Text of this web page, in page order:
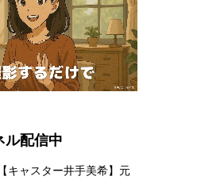
配信中
【キャスター井手美希】元